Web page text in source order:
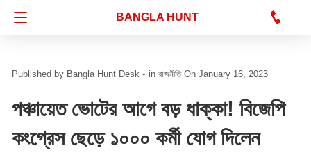
BANGLA HUNT
Bangla Hunt Desk - in রাজনীতি On January 16, 2023
পঞ্চায়েত ভোটের আগে বড় ধাক্কা! বিজেপি
কংগ্রেস ছেড়ে ১০০০ কর্মী যোগ দিলেন